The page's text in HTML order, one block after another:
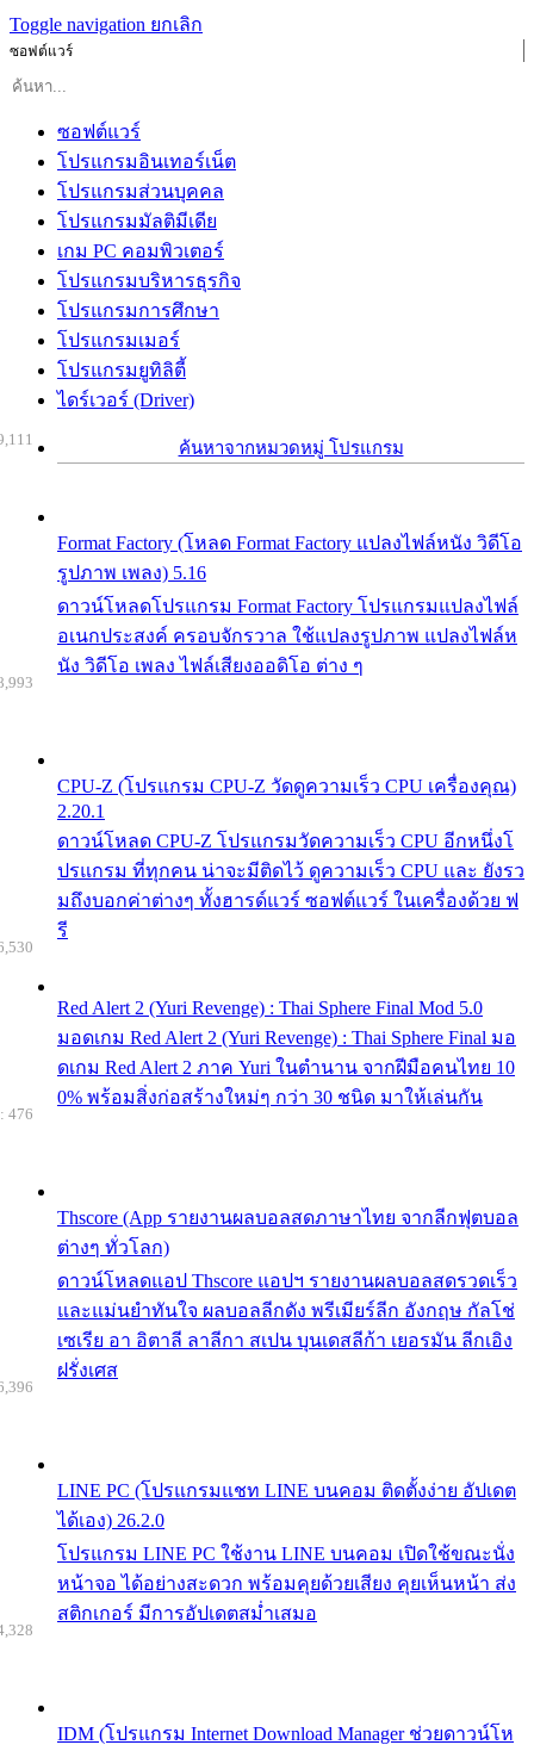
Toggle navigation ยกเลิก
ซอฟต์แวร์
ซอฟต์แวร์
โปรแกรมอินเทอร์เน็ต
โปรแกรมส่วนบุคคล
โปรแกรมมัลติมีเดีย
เกม PC คอมพิวเตอร์
โปรแกรมบริหารธุรกิจ
โปรแกรมการศึกษา
โปรแกรมเมอร์
โปรแกรมยูทิลิตี้
ไดร์เวอร์ (Driver)
ค้นหาจากหมวดหมู่ โปรแกรม
Format Factory (โหลด Format Factory แปลงไฟล์หนัง วิดีโอ
รูปภาพ เพลง) 5.16
ดาวน์โหลดโปรแกรม Format Factory โปรแกรมแปลงไฟล์
อเนกประสงค์ ครอบจักรวาล ใช้แปลงรูปภาพ แปลงไฟล์ห
นัง วิดีโอ เพลง ไฟล์เสียงออดิโอ ต่าง ๆ
CPU-Z (โปรแกรม CPU-Z วัดดูความเร็ว CPU เครื่องคุณ)
2.20.1
ดาวน์โหลด CPU-Z โปรแกรมวัดความเร็ว CPU อีกหนึ่งโ
ปรแกรม ที่ทุกคน น่าจะมีติดไว้ ดูความเร็ว CPU และ ยังรว
มถึงบอกค่าต่างๆ ทั้งฮารด์แวร์ ซอฟต์แวร์ ในเครื่องด้วย ฟ
รี
Red Alert 2 (Yuri Revenge) : Thai Sphere Final Mod 5.0
มอดเกม Red Alert 2 (Yuri Revenge) : Thai Sphere Final มอ
ดเกม Red Alert 2 ภาค Yuri ในตำนาน จากฝีมือคนไทย 10
0% พร้อมสิ่งก่อสร้างใหม่ๆ กว่า 30 ชนิด มาให้เล่นกัน
Thscore (App รายงานผลบอลสดภาษาไทย จากลีกฟุตบอล
ต่างๆ ทั่วโลก)
ดาวน์โหลดแอป Thscore แอปฯ รายงานผลบอลสดรวดเร็ว
และแม่นยำทันใจ ผลบอลลีกดัง พรีเมียร์ลีก อังกฤษ กัลโช่
เซเรีย อา อิตาลี ลาลีกา สเปน บุนเดสลีก้า เยอรมัน ลีกเอิง
ฝรั่งเศส
476
LINE PC (โปรแกรมแชท LINE บนคอม ติดตั้งง่าย อัปเดต
ได้เอง) 26.2.0
โปรแกรม LINE PC ใช้งาน LINE บนคอม เปิดใช้ขณะนั่ง
หน้าจอ ได้อย่างสะดวก พร้อมคุยด้วยเสียง คุยเห็นหน้า ส่ง
สติกเกอร์ มีการอัปเดตสม่ำเสมอ
IDM (โปรแกรม Internet Download Manager ช่วยดาวน์โห